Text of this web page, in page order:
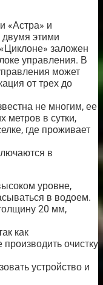
«Астра» и
этими
заложен
управления. В
может
от трех до
не многим, ее
метров в сутки,
где проживает
в
уровне,
в водоем.
20 мм,
как
очистку
устройство и